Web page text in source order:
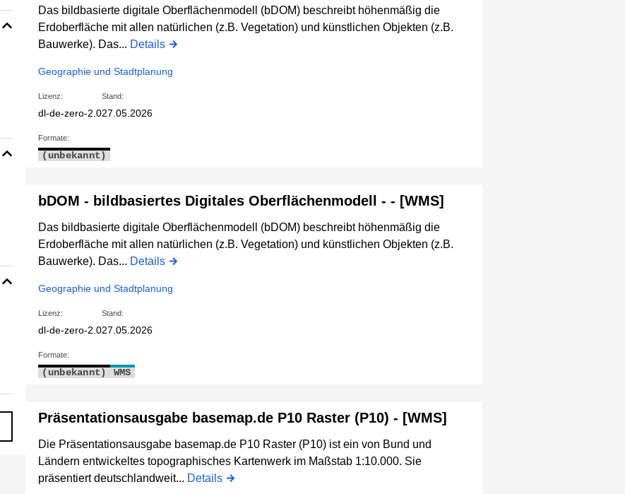
Das bildbasierte digitale Oberflächenmodell (bDOM) beschreibt höhenmäßig die
Erdoberfläche mit allen natürlichen (z.B. Vegetation) und künstlichen Objekten (z.B.
Bauwerke). Das... Details
Geographie und Stadtplanung
Lizenz:
dl-de-zero-2.0
Stand:
27.05.2026
Formate:
(unbekannt)
bDOM - bildbasiertes Digitales Oberflächenmodell - - [WMS]
Das bildbasierte digitale Oberflächenmodell (bDOM) beschreibt höhenmäßig die
Erdoberfläche mit allen natürlichen (z.B. Vegetation) und künstlichen Objekten (z.B.
Bauwerke). Das... Details
Geographie und Stadtplanung
Lizenz:
dl-de-zero-2.0
Stand:
27.05.2026
Formate:
(unbekannt) WMS
Präsentationsausgabe basemap.de P10 Raster (P10) - [WMS]
Die Präsentationsausgabe basemap.de P10 Raster (P10) ist ein von Bund und
Ländern entwickeltes topographisches Kartenwerk im Maßstab 1:10.000. Sie
präsentiert deutschlandweit... Details